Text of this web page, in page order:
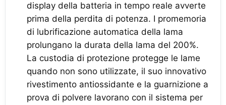
display della batteria in tempo reale avverte
prima della perdita di potenza. I promemoria
di lubrificazione automatica della lama
prolungano la durata della lama del 200%.
La custodia di protezione protegge le lame
quando non sono utilizzate, il suo innovativo
rivestimento antiossidante e la guarnizione a
prova di polvere lavorano con il sistema per